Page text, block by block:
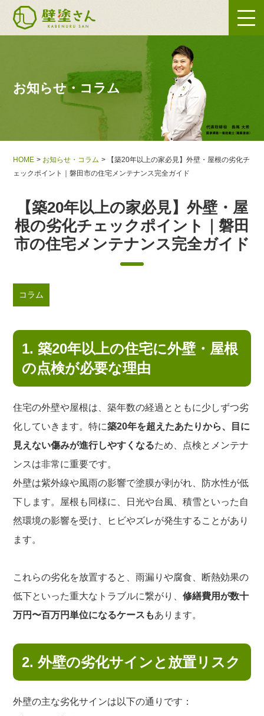
お知らせ・コラム
HOME お知らせ・コラム
【築20年以上の家必見】外壁・屋根の劣化チ
ェックポイント｜磐田市の住宅メンテナンス完全ガイド
【築20年以上の家必見】外壁・屋
根の劣化チェックポイント｜磐田
市の住宅メンテナンス完全ガイド
コラム
1. 築20年以上の住宅に外壁・屋根
の点検が必要な理由
住宅の外壁や屋根は、築年数の経過とともに少しずつ劣
化していきます。特に築20年を超えたあたりから、目に
見えない傷みが進行しやすくなるため、点検とメンテナ
ンスは非常に重要です。
外壁は紫外線や風雨の影響で塗膜が剥がれ、防水性が低
下します。屋根も同様に、日光や台風、積雪といった自
然環境の影響を受け、ヒビやズレが発生することがあり
ます。
これらの劣化を放置すると、雨漏りや腐食、断熱効果の
低下といった重大なトラブルに繋がり、修繕費用が数十
万円〜百万円単位になるケースもあります。
2. 外壁の劣化サインと放置リスク
外壁の主な劣化サインは以下の通りです：